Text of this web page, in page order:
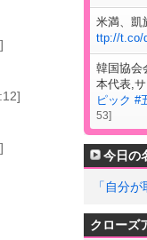
米満、凱
ttp://t.co/
韓国協
本代表,
ピック #
53]
今日の
「自分
クローズ